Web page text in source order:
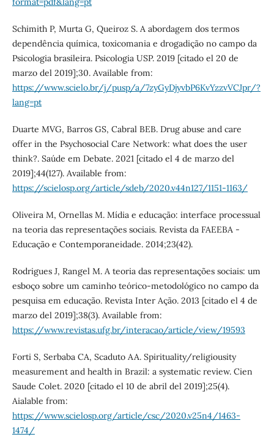
Schimith P, Murta G, Queiroz S. A abordagem dos termos
dependência química, toxicomania e drogadição no campo da
Psicologia brasileira. Psicologia USP. 2019 [citado el 20 de
marzo del 2019];30. Available from:
https://www.scielo.br/j/pusp/a/7zyGyDjyvbP6KvYzzvVCJpr/?
lang=pt
Duarte MVG, Barros GS, Cabral BEB. Drug abuse and care
offer in the Psychosocial Care Network: what does the user
think?. Saúde em Debate. 2021 [citado el 4 de marzo del
2019];44(127). Available from:
https://scielosp.org/article/sdeb/2020.v44n127/1151-1163/
Oliveira M, Ornellas M. Mídia e educação: interface processual
na teoria das representações sociais. Revista da FAEEBA -
Educação e Contemporaneidade. 2014;23(42).
Rodrigues J, Rangel M. A teoria das representações sociais: um
esboço sobre um caminho teórico-metodológico no campo da
pesquisa em educação. Revista Inter Ação. 2013 [citado el 4 de
marzo del 2019];38(3). Available from:
https://www.revistas.ufg.br/interacao/article/view/19593
Forti S, Serbaba CA, Scaduto AA. Spirituality/religiousity
measurement and health in Brazil: a systematic review. Cien
Saude Colet. 2020 [citado el 10 de abril del 2019];25(4).
Aialable from:
https://www.scielosp.org/article/csc/2020.v25n4/1463-
1474/